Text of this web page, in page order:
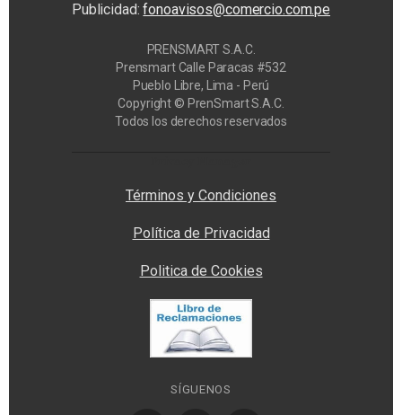
Publicidad:fonoavisos@comercio.com.pe
PRENSMART S.A.C.
Prensmart Calle Paracas #532
Pueblo Libre, Lima - Perú
Copyright © PrenSmart S.A.C.
Todos los derechos reservados
Términos y Condiciones
Política de Privacidad
Politica de Cookies
SÍGUENOS